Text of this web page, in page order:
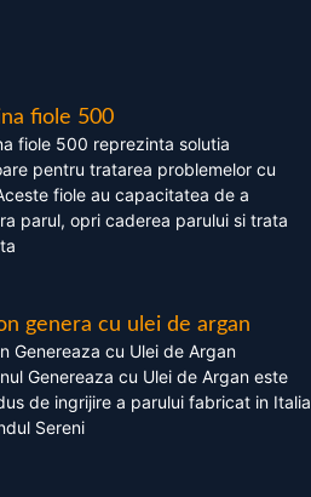
fiole 500
fiole 500 reprezinta solutia
pentru tratarea problemelor cu
fiole au capacitatea de a
parul, opri caderea parului si trata
genera cu ulei de argan
Genereaza cu Ulei de Argan
Genereaza cu Ulei de Argan este
de ingrijire a parului fabricat in Italia
Sereni